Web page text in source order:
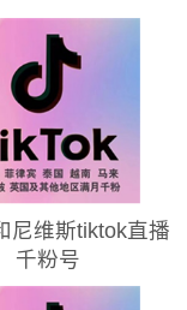
尼维斯tiktok直播
千粉号